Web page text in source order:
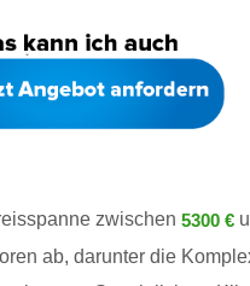
zwischen 5300 €
ab, darunter die